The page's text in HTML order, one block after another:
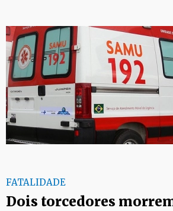
FATALIDADE
Dois torcedores